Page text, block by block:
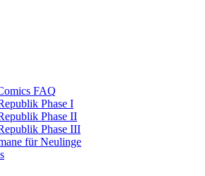
FAQ
Phase I
Phase II
Phase III
für Neulinge